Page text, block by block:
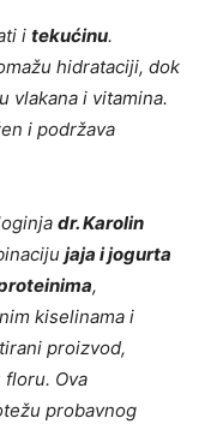
i tekućinu.
hidrataciji, dok
vlakana i vitamina.
i podržava
dr. Karolin
jaja i jogurta
,
kiselinama i
proizvod,
Ova
probavnog